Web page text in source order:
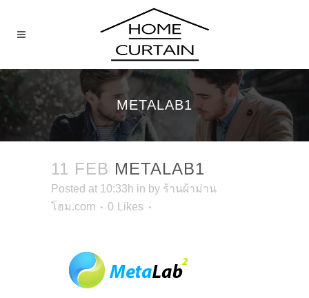
METALAB1
11 FEB METALAB1
Posted at 10:33h in by ร้านผ้าม่าน
โฮม.com
0 Likes